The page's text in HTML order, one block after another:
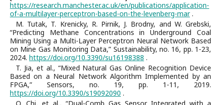
https://research.manchester.ac.uk/en/publications/application-
of-a-multilayer-perceptron-based-on-the-levenberg-mar.
M. Tutak, T. Krenicky, R. Pirnik, J. Brodny, and W. Grebski,
“Predicting Methane Concentrations in Underground Coal
Mining Using a Multi-Layer Perceptron Neural Network Based
on Mine Gas Monitoring Data,” Sustainability, no. 16, рр. 1-23,
2024. https://doi.org/10.3390/su16198388 .
T. Jia, et al., “Mixed Natural Gas Online Recognition Device
Based on a Neural Network Algorithm Implemented by an
FPGA,” Sensors, no. 19, рр. 1-11, 2019.
https://doi.org/10.3390/s19092090 .